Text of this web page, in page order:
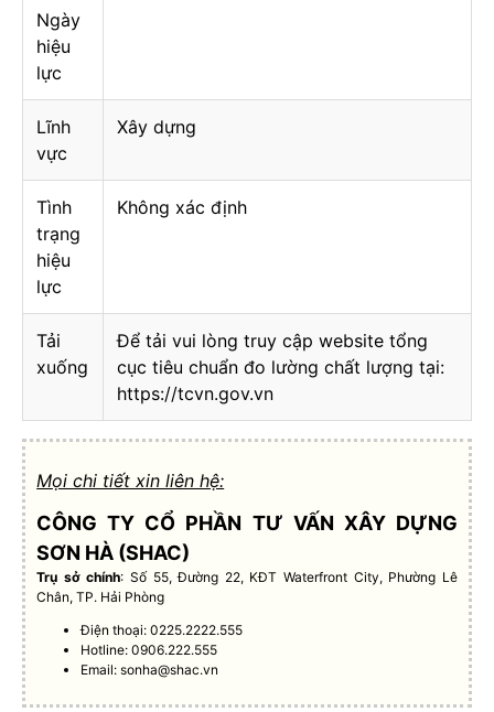
Ngày
hiệu
lực
Lĩnh
vực
Xây dựng
Tình
trạng
hiệu
lực
Không xác định
Tải
xuống
Để tải vui lòng truy cập website tổng
cục tiêu chuẩn đo lường chất lượng tại:
https://tcvn.gov.vn
Mọi chi tiết xin liên hệ:
CÔNG TY CỔ PHẦN TƯ VẤN XÂY DỰNG
SƠN HÀ (SHAC)
Trụ sở chính: Số 55, Đường 22, KĐT Waterfront City, Phường Lê
Chân, TP. Hải Phòng
Điện thoại: 0225.2222.555
Hotline: 0906.222.555
Email:sonha@shac.vn